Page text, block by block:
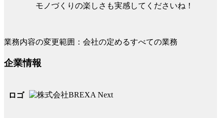
モノづくりの楽しさも実感してくださいね！
業務内容の変更範囲：会社の定めるすべての業務
企業情報
ロゴ